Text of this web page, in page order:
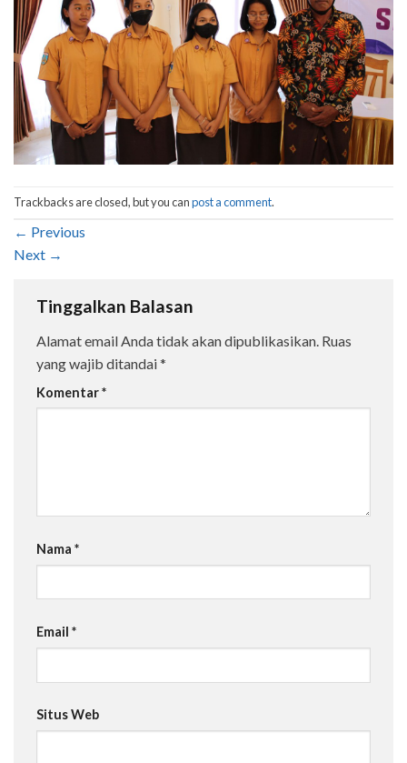
Trackbacks are closed, but you canpost a comment.
← Previous
Next →
Tinggalkan Balasan
Alamat email Anda tidak akan dipublikasikan. Ruas
yang wajib ditandai*
Komentar*
Nama *
Email *
Situs Web